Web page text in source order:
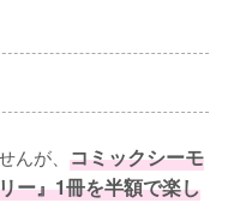
が、 コミックシーモ
ー』1冊を半額で楽し